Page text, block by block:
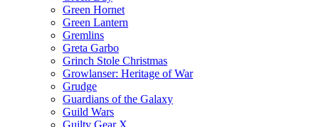
Green Hornet
Green Lantern
Gremlins
Greta Garbo
Grinch Stole Christmas
Growlanser: Heritage of War
Grudge
Guardians of the Galaxy
Guild Wars
Guilty Gear X